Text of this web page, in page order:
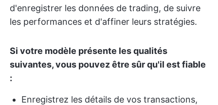
d'enregistrer les données de trading, de suivre
les performances et d'affiner leurs stratégies.
Si votre modèle présente les qualités
suivantes, vous pouvez être sûr qu'il est fiable
:
Enregistrez les détails de vos transactions,